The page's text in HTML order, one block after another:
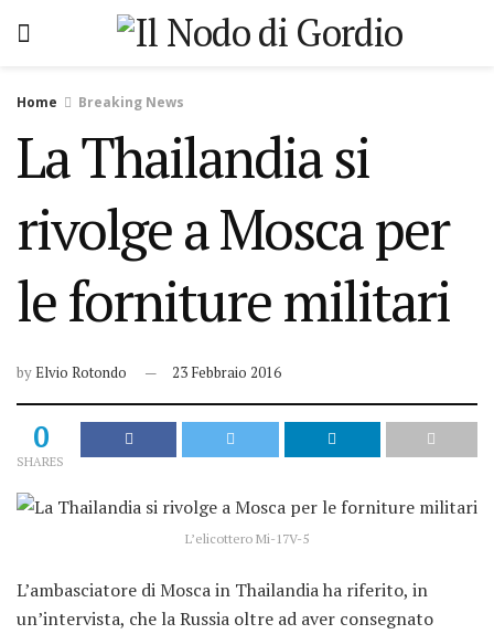
Home Breaking News
La Thailandia si
rivolge a Mosca per
le forniture militari
byElvio Rotondo 23 Febbraio 2016
0
SHARES
L’elicottero Mi-17V-5
L’ambasciatore di Mosca in Thailandia ha riferito, in
un’intervista, che la Russia oltre ad aver consegnato